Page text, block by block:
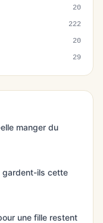
20
222
20
29
manger du
gardent-ils cette
une fille restent